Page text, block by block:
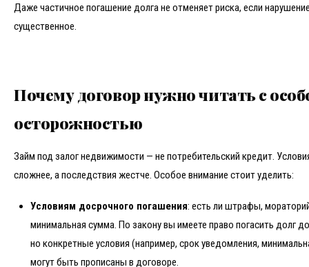
Даже частичное погашение долга не отменяет риска, если
существенное.
Почему договор нужно читать с
осторожностью
Займ под залог недвижимости — не потребительский кредит.
сложнее, а последствия жестче. Особое внимание стоит уделить:
Условиям досрочного погашения: есть ли штрафы,
минимальная сумма. По закону вы имеете право погасить долг
но конкретные условия (например, срок уведомления,
могут быть прописаны в договоре.